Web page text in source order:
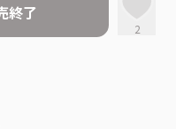
終了
2